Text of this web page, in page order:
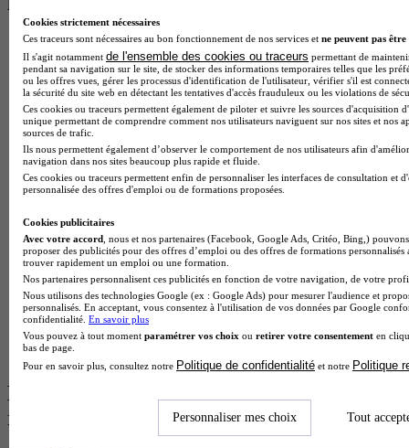
BTS Esf en alternance
BTS Dietetique en alternance
BTS Mco en alternance
BTS Pi en alternance
BTS Sp3s en alternance
Master CCA en alternance
BTS Ndrc en alternance
BTS Sam en alternance
Cap Fleuriste en alternance
BTS Sio en alternance
BTS Gpme en alternance
Cap Electricien en alternance
BTS Gpn en alternance
BTS Domotique en alternance
BAC Pro Agora en alternance
BTS Sta en alternance
BTS Iris en alternance
BTS Tpl en alternance
BTS Ati en alternance
Les diplômes par filière les plus
recherchés
Cookies strictement nécessaires
Ces traceurs sont nécessaires au bon fonctionnement de nos services et ne peuvent pas être
Il s'agit notamment de l'ensemble des cookies ou traceurs permettant de
pendant sa navigation sur le site, de stocker des informations temporaires telles que les
ou les offres vues, gérer les processus d'identification de l'utilisateur, vérifier s'il est
la sécurité du site web en détectant les tentatives d'accès frauduleux ou les violations de
Ces cookies ou traceurs permettent également de piloter et suivre les sources d'acquisition
unique permettant de comprendre comment nos utilisateurs naviguent sur nos sites et nos
sources de trafic.
Ils nous permettent également d’observer le comportement de nos utilisateurs afin
navigation dans nos sites beaucoup plus rapide et fluide.
Ces cookies ou traceurs permettent enfin de personnaliser les interfaces de consultation et
personnalisée des offres d'emploi ou de formations proposées.
Cookies publicitaires
Avec votre accord , nous et nos partenaires (Facebook, Google Ads, Critéo, Bing,)
proposer des publicités pour des offres d’emploi ou des offres de formations
trouver rapidement un emploi ou une formation.
Nos partenaires personnalisent ces publicités en fonction de votre navigation, de votre
Nous utilisons des technologies Google (ex : Google Ads) pour mesurer l'audience et
personnalisés. En acceptant, vous consentez à l'utilisation de vos données par Google
confidentialité. En savoir plus
Vous pouvez à tout moment paramétrer vos choix ou retirer votre consentement en
bas de page.
Pour en savoir plus, consultez notre Politique de confidentialité et notre Politique
Personnaliser mes choix Tout